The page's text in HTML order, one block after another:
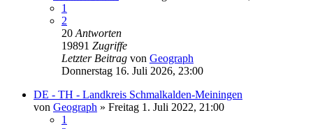
1
2
20 Antworten
19891 Zugriffe
Letzter Beitrag von Geograph
Donnerstag 16. Juli 2026, 23:00
DE - TH - Landkreis Schmalkalden-Meiningen
von Geograph » Freitag 1. Juli 2022, 21:00
1